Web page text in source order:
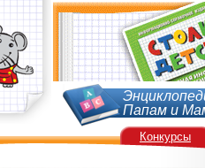
Папам и
Конкурсы